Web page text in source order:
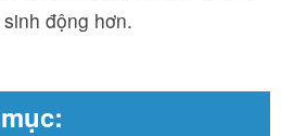
động hơn.